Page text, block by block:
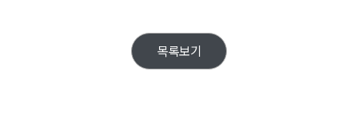
목록보기